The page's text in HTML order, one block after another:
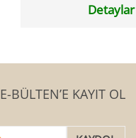
Detaylar
E-BÜLTEN’E KAYIT OL